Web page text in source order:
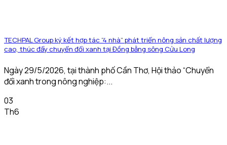
TECHPAL Group ký kết hợp tác “4 nhà” phát triển nông sản chất lượng
cao, thúc đẩy chuyển đổi xanh tại Đồng bằng sông Cửu Long
Ngày 29/5/2026, tại thành phố Cần Thơ, Hội thảo “Chuyển
đổi xanh trong nông nghiệp:...
03
Th6